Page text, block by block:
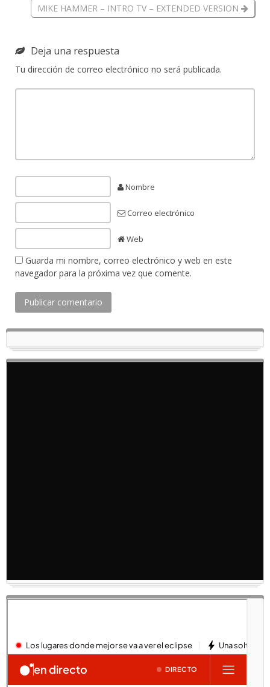
MIKE HAMMER – INTRO TV – EXTENDED VERSION
Deja una respuesta
Tu dirección de correo electrónico no será publicada.
Nombre
Correo electrónico
Web
Guarda mi nombre, correo electrónico y web en este
navegador para la próxima vez que comente.